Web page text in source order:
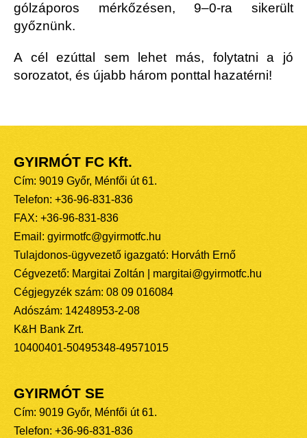
gólzáporos mérkőzésen, 9–0-ra sikerült
győznünk.
A cél ezúttal sem lehet más, folytatni a jó
sorozatot, és újabb három ponttal hazatérni!
GYIRMÓT FC Kft.
Cím: 9019 Győr, Ménfői út 61.
Telefon: +36-96-831-836
FAX: +36-96-831-836
Email: gyirmotfc@gyirmotfc.hu
Tulajdonos-ügyvezető igazgató: Horváth Ernő
Cégvezető: Margitai Zoltán | margitai@gyirmotfc.hu
Cégjegyzék szám: 08 09 016084
Adószám: 14248953-2-08
K&H Bank Zrt.
10400401-50495348-49571015
GYIRMÓT SE
Cím: 9019 Győr, Ménfői út 61.
Telefon: +36-96-831-836